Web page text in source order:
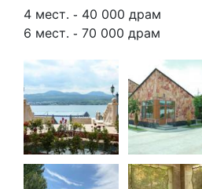
4 мест․ ֊ 40 000 драм
6 мест․ ֊ 70 000 драм